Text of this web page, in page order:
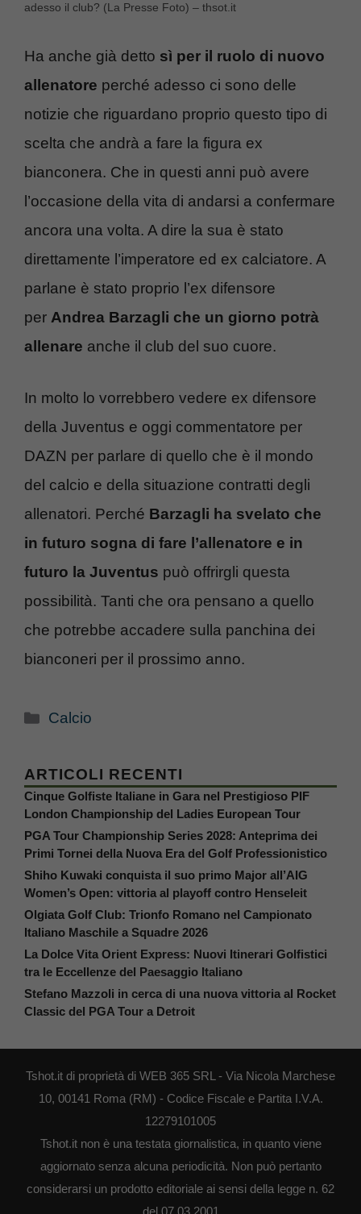
adesso il club? (La Presse Foto) – thsot.it
Ha anche già detto sì per il ruolo di nuovo
allenatore perché adesso ci sono delle
notizie che riguardano proprio questo tipo di
scelta che andrà a fare la figura ex
bianconera. Che in questi anni può avere
l’occasione della vita di andarsi a confermare
ancora una volta. A dire la sua è stato
direttamente l’imperatore ed ex calciatore. A
parlane è stato proprio l’ex difensore
per Andrea Barzagli che un giorno potrà
allenare anche il club del suo cuore.
In molto lo vorrebbero vedere ex difensore
della Juventus e oggi commentatore per
DAZN per parlare di quello che è il mondo
del calcio e della situazione contratti degli
allenatori. Perché Barzagli ha svelato che
in futuro sogna di fare l’allenatore e in
futuro la Juventus può offrirgli questa
possibilità. Tanti che ora pensano a quello
che potrebbe accadere sulla panchina dei
bianconeri per il prossimo anno.
Categorie
Calcio
ARTICOLI RECENTI
Cinque Golfiste Italiane in Gara nel Prestigioso PIF
London Championship del Ladies European Tour
PGA Tour Championship Series 2028: Anteprima dei
Primi Tornei della Nuova Era del Golf Professionistico
Shiho Kuwaki conquista il suo primo Major all’AIG
Women’s Open: vittoria al playoff contro Henseleit
Olgiata Golf Club: Trionfo Romano nel Campionato
Italiano Maschile a Squadre 2026
La Dolce Vita Orient Express: Nuovi Itinerari Golfistici
tra le Eccellenze del Paesaggio Italiano
Stefano Mazzoli in cerca di una nuova vittoria al Rocket
Classic del PGA Tour a Detroit
Tshot.it di proprietà di WEB 365 SRL - Via Nicola Marchese
10, 00141 Roma (RM) - Codice Fiscale e Partita I.V.A.
12279101005
Tshot.it non è una testata giornalistica, in quanto viene
aggiornato senza alcuna periodicità. Non può pertanto
considerarsi un prodotto editoriale ai sensi della legge n. 62